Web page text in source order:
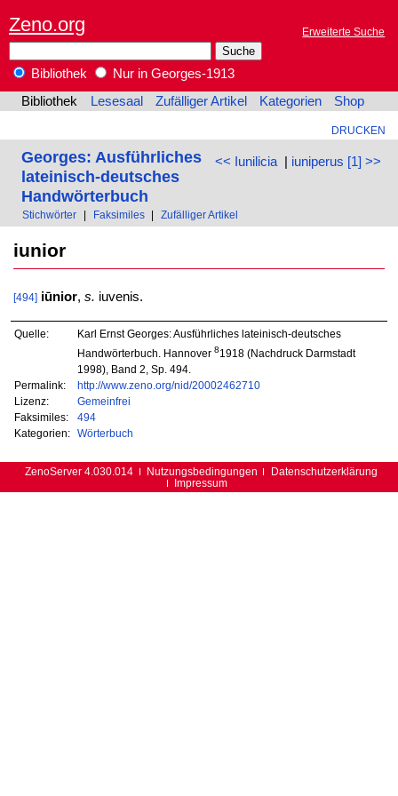
Zeno.org Erweiterte Suche
Bibliothek
Nur in Georges-1913
Bibliothek
Lesesaal Zufälliger Artikel Kategorien Shop
DRUCKEN
<< Iunilicia| iuniperus [1] >>
Georges: Ausführliches
lateinisch-deutsches
Handwörterbuch
Stichwörter Faksimiles Zufälliger Artikel
iunior
[494] iūnior, s. iuvenis.
Quelle:
Karl Ernst Georges: Ausführliches lateinisch-deutsches
Handwörterbuch. Hannover 81918 (Nachdruck Darmstadt
1998), Band 2, Sp. 494.
Permalink:
http://www.zeno.org/nid/20002462710
Lizenz:
Gemeinfrei
Faksimiles:
494
Kategorien:
Wörterbuch
ZenoServer 4.030.014 Nutzungsbedingungen
Datenschutzerklärung
Impressum